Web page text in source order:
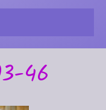
46